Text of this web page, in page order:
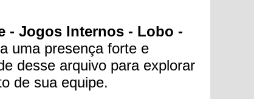
- Jogos Internos - Lobo -
uma presença forte e
desse arquivo para explorar
de sua equipe.